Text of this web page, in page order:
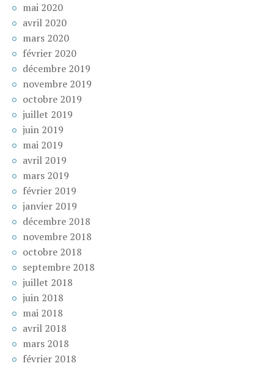
mai 2020
avril 2020
mars 2020
février 2020
décembre 2019
novembre 2019
octobre 2019
juillet 2019
juin 2019
mai 2019
avril 2019
mars 2019
février 2019
janvier 2019
décembre 2018
novembre 2018
octobre 2018
septembre 2018
juillet 2018
juin 2018
mai 2018
avril 2018
mars 2018
février 2018